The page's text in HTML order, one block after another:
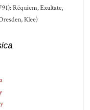
Réquiem, Exultate,
Klee)